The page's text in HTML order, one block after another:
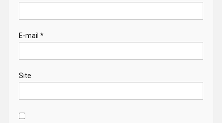
E-mail *
Site